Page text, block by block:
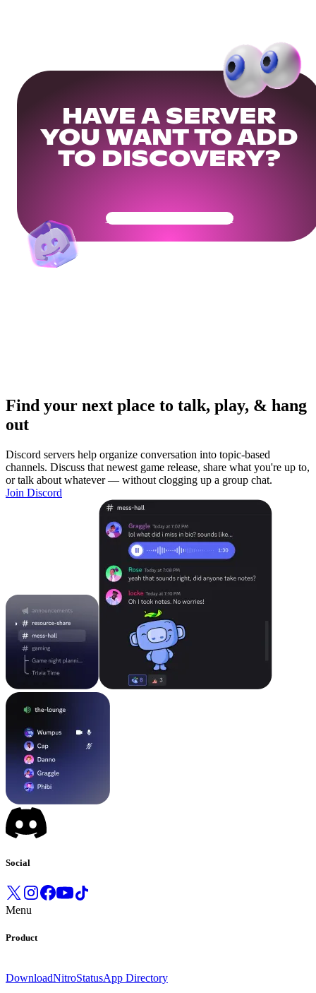
HAVE A SERVER
YOU WANT TO ADD
TO DISCOVERY?
Get Your Community Ready
Find your next place to talk, play, & hang
out
Discord servers help organize conversation into topic-based
channels. Discuss that newest game release, share what you're up to,
or talk about whatever — without clogging up a group chat.
Join Discord
Social
Menu
Product
DownloadNitroStatusApp Directory